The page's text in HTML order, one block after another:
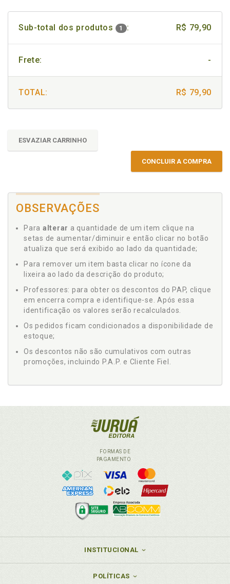
Sub-total dos produtos 1 : R$ 79,90
Frete: -
TOTAL: R$ 79,90
ESVAZIAR CARRINHO
CONCLUIR A COMPRA
OBSERVAÇÕES
Para alterar a quantidade de um item clique na
setas de aumentar/diminuir e então clicar no botão
atualiza que será exibido ao lado da quantidade;
Para remover um item basta clicar no ícone da
lixeira ao lado da descrição do produto;
Professores: para obter os descontos do PAP, clique
em encerra compra e identifique-se. Após essa
identificação os valores serão recalculados.
Os pedidos ficam condicionados a disponibilidade de
estoque;
Os descontos não são cumulativos com outras
promoções, incluindo P.A.P. e Cliente Fiel.
FORMAS DE
PAGAMENTO
INSTITUCIONAL
POLÍTICAS